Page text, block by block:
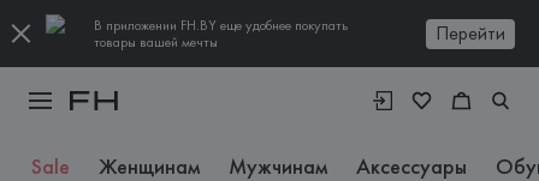
В приложении FH.BY еще удобнее покупать
товары вашей мечты
Перейти
Sale Женщинам Мужчинам Аксессуары